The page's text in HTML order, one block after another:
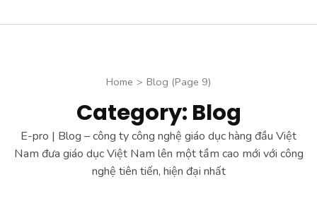
Home > Blog (Page 9)
Category: Blog
E-pro | Blog – công ty công nghệ giáo dục hàng đầu Việt
Nam đưa giáo dục Việt Nam lên một tầm cao mới với công
nghệ tiên tiến, hiện đại nhất